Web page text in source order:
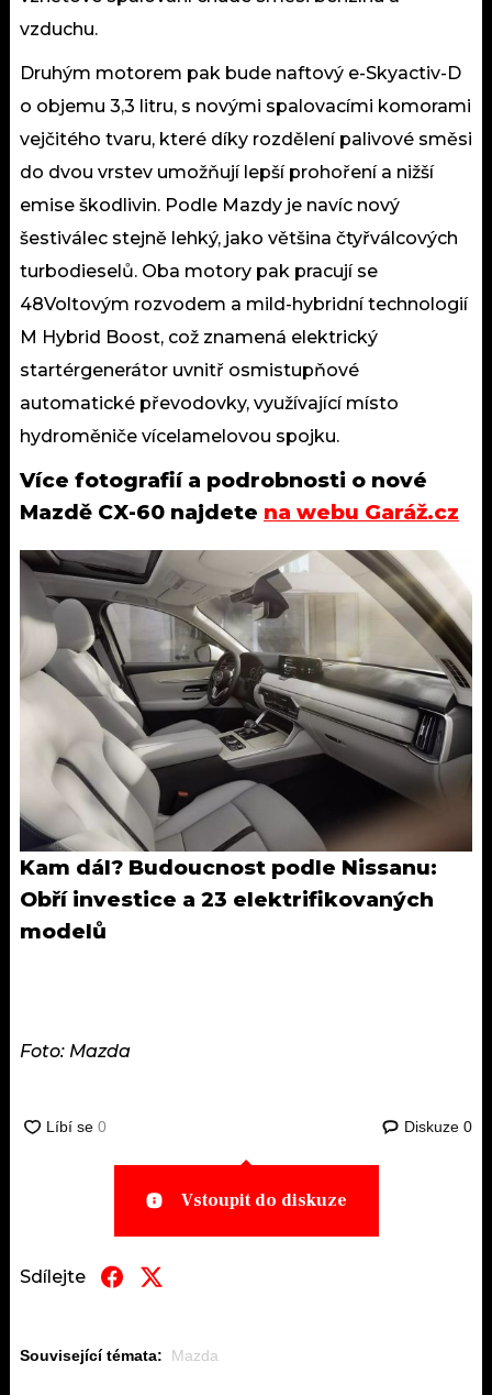
vzduchu.
Druhým motorem pak bude naftový e-Skyactiv-D
o objemu 3,3 litru, s novými spalovacími komorami
vejčitého tvaru, které díky rozdělení palivové směsi
do dvou vrstev umožňují lepší prohoření a nižší
emise škodlivin. Podle Mazdy je navíc nový
šestiválec stejně lehký, jako většina čtyřválcových
turbodieselů. Oba motory pak pracují se
48Voltovým rozvodem a mild-hybridní technologií
M Hybrid Boost, což znamená elektrický
startérgenerátor uvnitř osmistupňové
automatické převodovky, využívající místo
hydroměniče vícelamelovou spojku.
Více fotografií a podrobnosti o nové
Mazdě CX-60 najdete na webu Garáž.cz
Kam dál? Budoucnost podle Nissanu:
Obří investice a 23 elektrifikovaných
modelů
Foto: Mazda
Diskuze 0
Vstoupit do diskuze
Sdílejte
Související témata: Mazda